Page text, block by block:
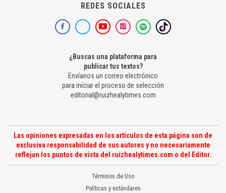
REDES SOCIALES
¿Buscas una plataforma para
publicar tus textos?
Envíanos un correo electrónico
para iniciar el proceso de selección
editorial@ruizhealytimes.com
Las opiniones expresadas en los artículos de esta página son de
exclusiva responsabilidad de sus autores y no necesariamente
reflejan los puntos de vista del ruizhealytimes.com o del Editor.
Términos de Uso
Políticas y estándares